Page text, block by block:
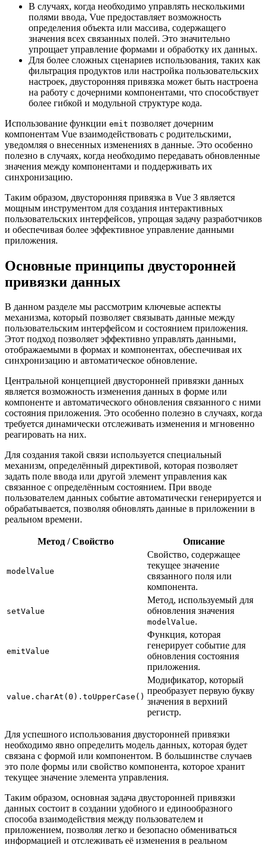
В случаях, когда необходимо управлять несколькими
полями ввода, Vue предоставляет возможность
определения объекта или массива, содержащего
значения всех связанных полей. Это значительно
упрощает управление формами и обработку их данных.
Для более сложных сценариев использования, таких как
фильтрация продуктов или настройка пользовательских
настроек, двусторонняя привязка может быть настроена
на работу с дочерними компонентами, что способствует
более гибкой и модульной структуре кода.
Использование функции emit позволяет дочерним
компонентам Vue взаимодействовать с родительскими,
уведомляя о внесенных изменениях в данные. Это особенно
полезно в случаях, когда необходимо передавать обновленные
значения между компонентами и поддерживать их
синхронизацию.
Таким образом, двусторонняя привязка в Vue 3 является
мощным инструментом для создания интерактивных
пользовательских интерфейсов, упрощая задачу разработчиков
и обеспечивая более эффективное управление данными
приложения.
Основные принципы двусторонней
привязки данных
В данном разделе мы рассмотрим ключевые аспекты
механизма, который позволяет связывать данные между
пользовательским интерфейсом и состоянием приложения.
Этот подход позволяет эффективно управлять данными,
отображаемыми в формах и компонентах, обеспечивая их
синхронизацию и автоматическое обновление.
Центральной концепцией двусторонней привязки данных
является возможность изменения данных в форме или
компоненте и автоматического обновления связанного с ними
состояния приложения. Это особенно полезно в случаях, когда
требуется динамически отслеживать изменения и мгновенно
реагировать на них.
Для создания такой связи используется специальный
механизм, определённый директивой, которая позволяет
задать поле ввода или другой элемент управления как
связанное с определённым состоянием. При вводе
пользователем данных событие автоматически генерируется и
обрабатывается, позволяя обновлять данные в приложении в
реальном времени.
Метод / Свойство Описание
modelValue
Свойство, содержащее
текущее значение
связанного поля или
компонента.
setValue
Метод, используемый для
обновления значения
modelValue.
emitValue
Функция, которая
генерирует событие для
обновления состояния
приложения.
value.charAt(0).toUpperCase()
Модификатор, который
преобразует первую букву
значения в верхний
регистр.
Для успешного использования двусторонней привязки
необходимо явно определить модель данных, которая будет
связана с формой или компонентом. В большинстве случаев
это поле формы или свойство компонента, которое хранит
текущее значение элемента управления.
Таким образом, основная задача двусторонней привязки
данных состоит в создании удобного и единообразного
способа взаимодействия между пользователем и
приложением, позволяя легко и безопасно обмениваться
информацией и отслеживать её изменения в реальном